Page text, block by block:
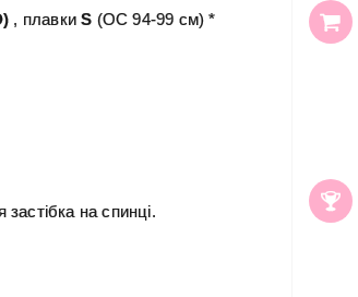
, плавкиS (ОС 94-99 см) *
застібка на спинці.